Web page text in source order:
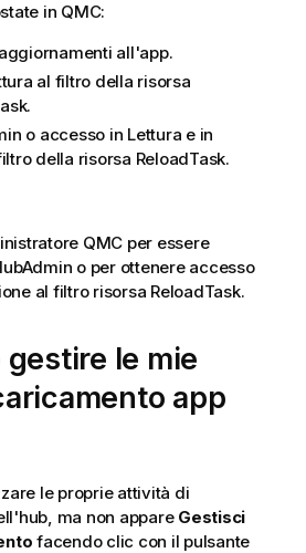
in QMC:
all'app.
al filtro della risorsa
o accesso in Lettura e in
della risorsa ReloadTask.
QMC per essere
o per ottenere accesso
al filtro risorsa ReloadTask.
gestire le mie
app
le proprie attività di
ma non appare Gestisci
facendo clic con il pulsante